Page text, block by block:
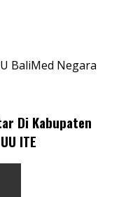
BaliMed Negara
Di Kabupaten
ITE